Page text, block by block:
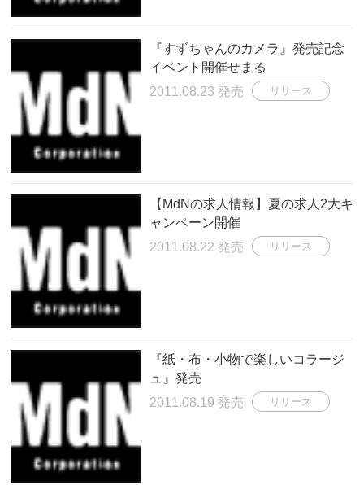
『すずちゃんのカメラ』発売記念
イベント開催せまる
2011.08.23 発売
リリース
【MdNの求人情報】夏の求人2大キ
ャンペーン開催
2011.08.22 発売
リリース
『紙・布・小物で楽しいコラージ
ュ』発売
2011.08.19 発売
リリース